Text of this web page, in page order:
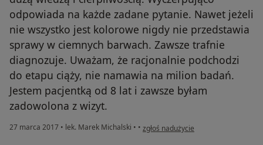
odpowiada na każde zadane pytanie. Nawet jeżeli
nie wszystko jest kolorowe nigdy nie przedstawia
sprawy w ciemnych barwach. Zawsze trafnie
diagnozuje. Uważam, że racjonalnie podchodzi
do etapu ciąży, nie namawia na milion badań.
Jestem pacjentką od 8 lat i zawsze byłam
zadowolona z wizyt.
27 marca 2017 • lek. Marek Michalski • • w opinii użytkownika gosia
zgłoś nadużycie